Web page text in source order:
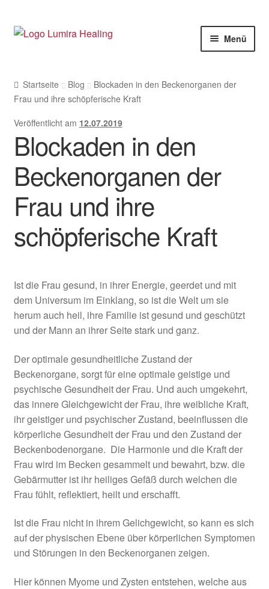
Zur
Zum
Menü
Live Seminare
Online Seminare
Therapeuten
SHOP
Weitere Infos
Startseite Blog
Blockaden in den Beckenorganen der
Frau und ihre schöpferische Kraft
Veröffentlicht am 12.07.2019
Blockaden in den
Beckenorganen der
Frau und ihre
schöpferische Kraft
Ist die Frau gesund, in ihrer Energie, geerdet und mit
dem Universum im Einklang, so ist die Welt um sie
herum auch heil, ihre Familie ist gesund und geschützt
und der Mann an ihrer Seite stark und ganz.
Der optimale gesundheitliche Zustand der
Beckenorgane, sorgt für eine optimale geistige und
psychische Gesundheit der Frau. Und auch umgekehrt,
das innere Gleichgewicht der Frau, ihre weibliche Kraft,
ihr geistiger und psychischer Zustand, beeinflussen die
körperliche Gesundheit der Frau und den Zustand der
Beckenbodenorgane. Die Harmonie und die Kraft der
Frau wird im Becken gesammelt und bewahrt, bzw. die
Gebärmutter ist ihr heiliges Gefäß durch welchen die
Frau fühlt, reflektiert, heilt und erschafft.
Ist die Frau nicht in ihrem Gelichgewicht, so kann es sich
auf der physischen Ebene über körperlichen Symptomen
und Störungen in den Beckenorganen zeigen.
Hier können Myome und Zysten entstehen, welche aus